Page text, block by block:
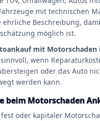
mit technischen
ehrliche Beschreibung,
möglich ist.
mit Motorschaden
wenn
oder das Auto
werden kann.
beim Motorschaden
oder kapitaler